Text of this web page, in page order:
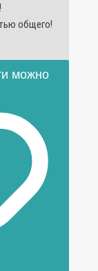
общего!
можно